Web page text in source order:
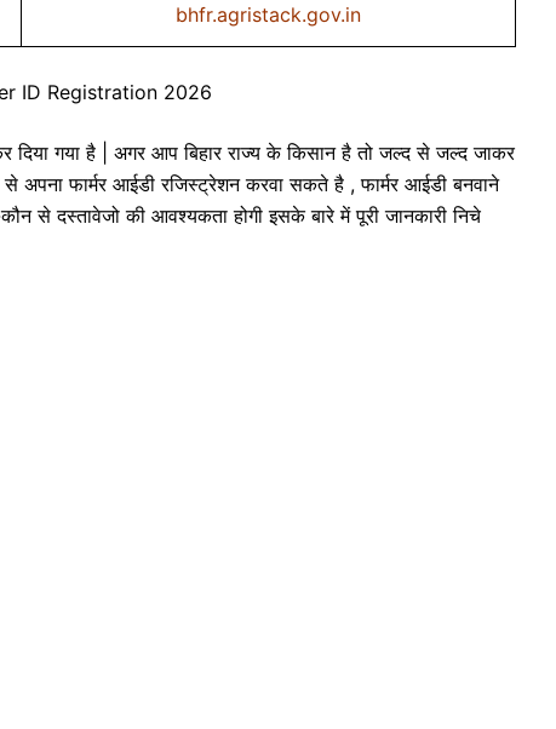
bhfr.agristack.gov.in
ID Registration 2026
दिया गया है | अगर आप बिहार राज्य के किसान है तो जल्द से जल्द जाकर
अपना फार्मर आईडी रजिस्ट्रेशन करवा सकते है , फार्मर आईडी बनवाने
दस्तावेजो की आवश्यकता होगी इसके बारे में पूरी जानकारी निचे